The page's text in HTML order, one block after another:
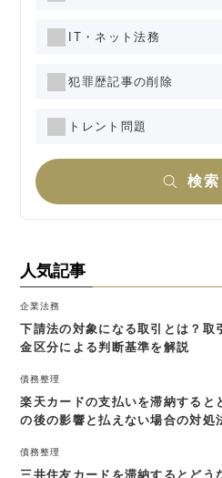
IT・ネット法務
犯罪歴記事の削除
トレント問題
検索
人気記事
企業法務
下請法の対象になる取引とは？取
金区分による判断基準を解説
債務整理
楽天カードの支払いを滞納すると
の後の影響と払えない場合の対処
債務整理
三井住友カードを滞納するとどう